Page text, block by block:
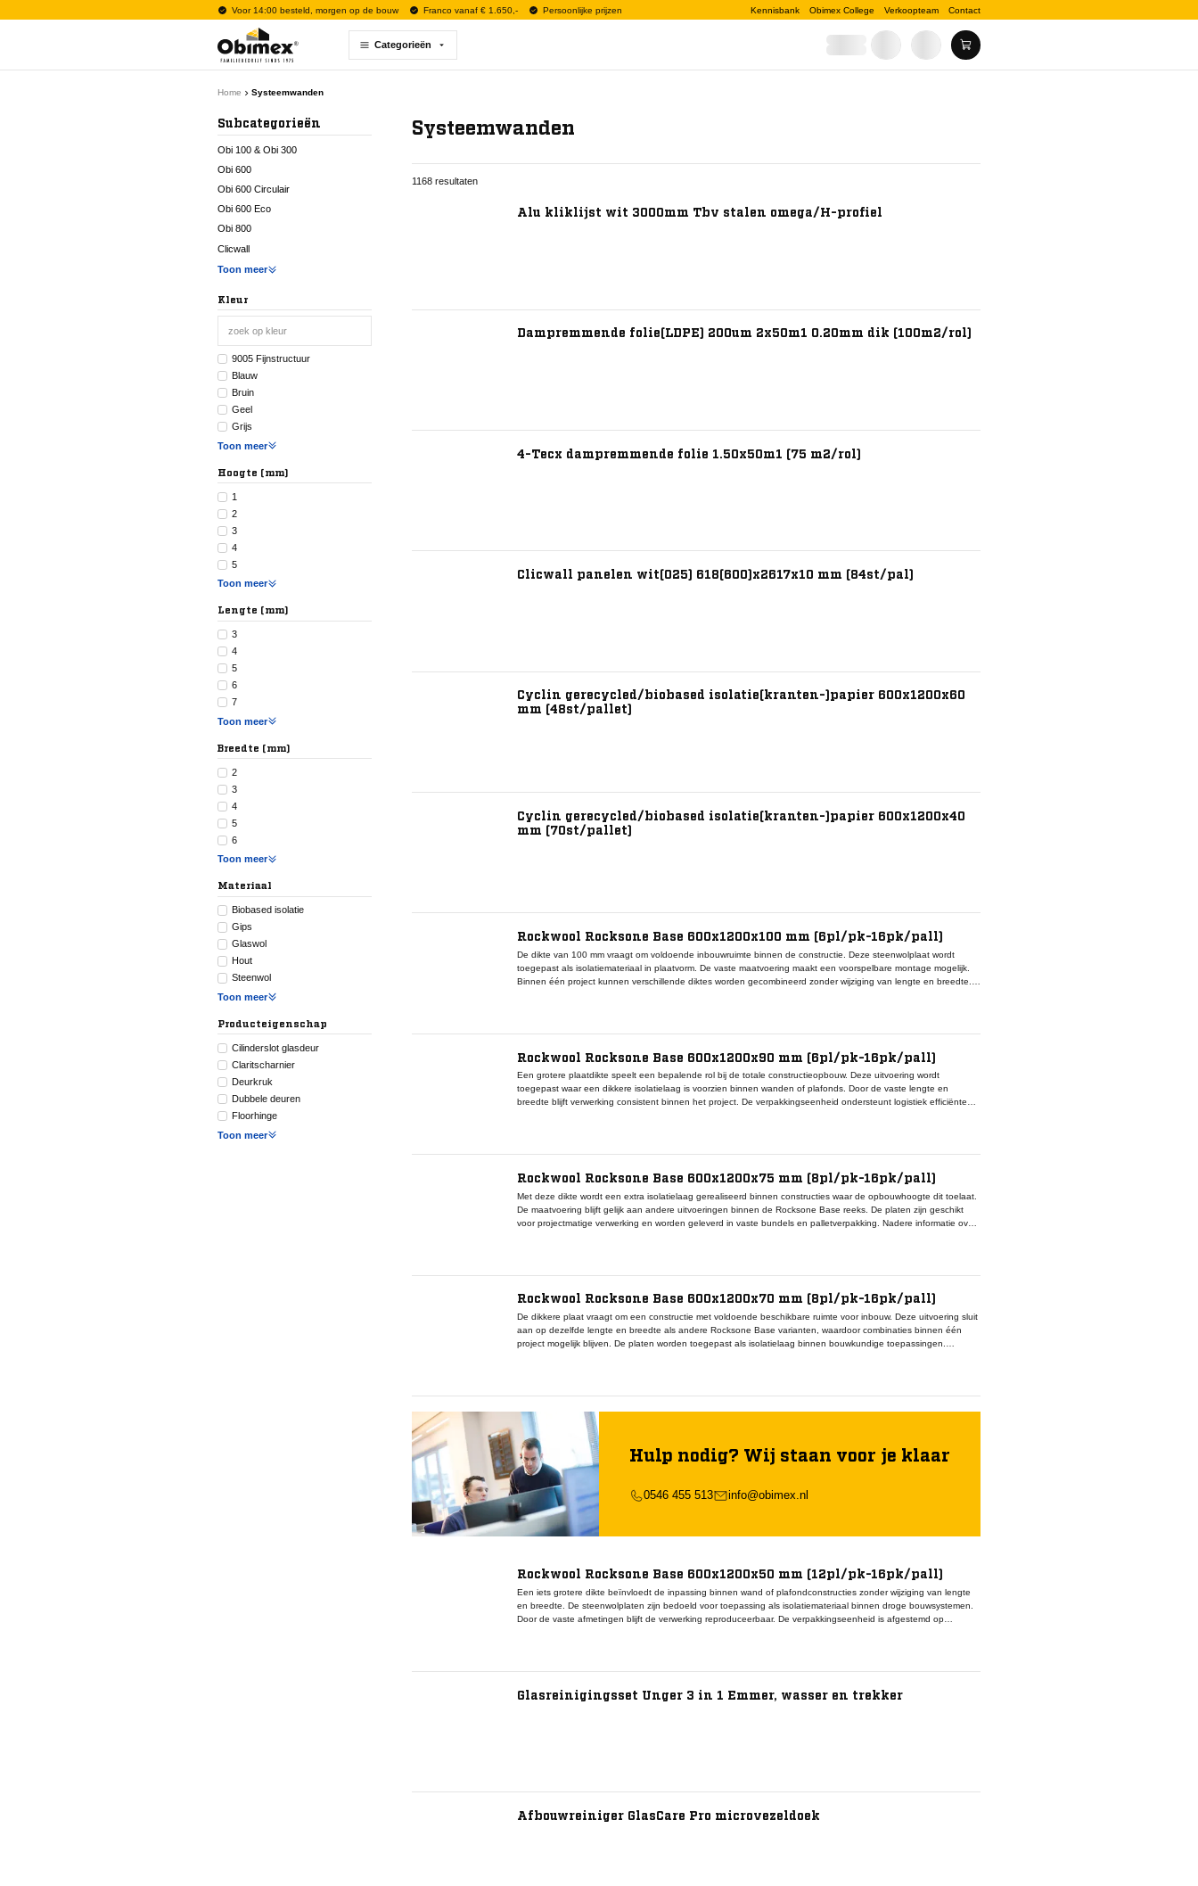
Voor 14:00 besteld, morgen op de bouw Franco vanaf € 1.650,- Persoonlijke prijzen Kennisbank Obimex College Verkoopteam Contact
Categorieën
Home Systeemwanden
Subcategorieën
Obi 100 & Obi 300
Obi 600
Obi 600 Circulair
Obi 600 Eco
Obi 800
Clicwall
Toon meer
Kleur
9005 Fijnstructuur
Blauw
Bruin
Geel
Grijs
Toon meer
Hoogte (mm)
1
2
3
4
5
Toon meer
Lengte (mm)
3
4
5
6
7
Toon meer
Breedte (mm)
2
3
4
5
6
Toon meer
Materiaal
Biobased isolatie
Gips
Glaswol
Hout
Steenwol
Toon meer
Producteigenschap
Cilinderslot glasdeur
Claritscharnier
Deurkruk
Dubbele deuren
Floorhinge
Toon meer
Systeemwanden
1168 resultaten
Alu kliklijst wit 3000mm Tbv stalen omega/H-profiel
Dampremmende folie(LDPE) 200um 2x50m1 0.20mm dik (100m2/rol)
4-Tecx dampremmende folie 1.50x50m1 (75 m2/rol)
Clicwall panelen wit(025) 618(600)x2617x10 mm (84st/pal)
Cyclin gerecycled/biobased isolatie(kranten-)papier 600x1200x60
mm (48st/pallet)
Cyclin gerecycled/biobased isolatie(kranten-)papier 600x1200x40
mm (70st/pallet)
Rockwool Rocksone Base 600x1200x100 mm (6pl/pk-16pk/pall)
De dikte van 100 mm vraagt om voldoende inbouwruimte binnen de constructie. Deze steenwolplaat wordt
toegepast als isolatiemateriaal in plaatvorm. De vaste maatvoering maakt een voorspelbare montage mogelijk.
Binnen één project kunnen verschillende diktes worden gecombineerd zonder wijziging van lengte en breedte.
Rockwool Rocksone Base 600x1200x90 mm (6pl/pk-16pk/pall)
Een grotere plaatdikte speelt een bepalende rol bij de totale constructieopbouw. Deze uitvoering wordt
toegepast waar een dikkere isolatielaag is voorzien binnen wanden of plafonds. Door de vaste lengte en
breedte blijft verwerking consistent binnen het project. De verpakkingseenheid ondersteunt logistiek efficiënte
Rockwool Rocksone Base 600x1200x75 mm (8pl/pk-16pk/pall)
Met deze dikte wordt een extra isolatielaag gerealiseerd binnen constructies waar de opbouwhoogte dit toelaat.
De maatvoering blijft gelijk aan andere uitvoeringen binnen de Rocksone Base reeks. De platen zijn geschikt
voor projectmatige verwerking en worden geleverd in vaste bundels en palletverpakking. Nadere informatie over
Rockwool Rocksone Base 600x1200x70 mm (8pl/pk-16pk/pall)
De dikkere plaat vraagt om een constructie met voldoende beschikbare ruimte voor inbouw. Deze uitvoering sluit
aan op dezelfde lengte en breedte als andere Rocksone Base varianten, waardoor combinaties binnen één
project mogelijk blijven. De platen worden toegepast als isolatielaag binnen bouwkundige toepassingen.
Hulp nodig? Wij staan voor je klaar
0546 455 513 info@obimex.nl
Rockwool Rocksone Base 600x1200x50 mm (12pl/pk-16pk/pall)
Een iets grotere dikte beïnvloedt de inpassing binnen wand of plafondconstructies zonder wijziging van lengte
en breedte. De steenwolplaten zijn bedoeld voor toepassing als isolatiemateriaal binnen droge bouwsystemen.
Door de vaste afmetingen blijft de verwerking reproduceerbaar. De verpakkingseenheid is afgestemd op
Glasreinigingsset Unger 3 in 1 Emmer, wasser en trekker
Afbouwreiniger GlasCare Pro microvezeldoek